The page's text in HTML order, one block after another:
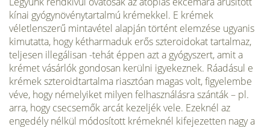
kínai gyógynövénytartalmú krémekkel. E krémek
véletlenszerű mintavétel alapján történt elemzése ugyanis
kimutatta, hogy kétharmaduk erős szteroidokat tartalmaz,
teljesen illegálisan -tehát éppen azt a gyógyszert, amit a
krémet vásárlók gondosan kerülni igyekeznek. Ráadásul e
krémek szteroidtartalma riasztóan magas volt, figyelembe
véve, hogy némelyiket milyen felhasználásra szánták – pl.
arra, hogy csecsemők arcát kezeljék vele. Ezeknél az
engedély nélkül módosított krémeknél kifejezetten nagy a